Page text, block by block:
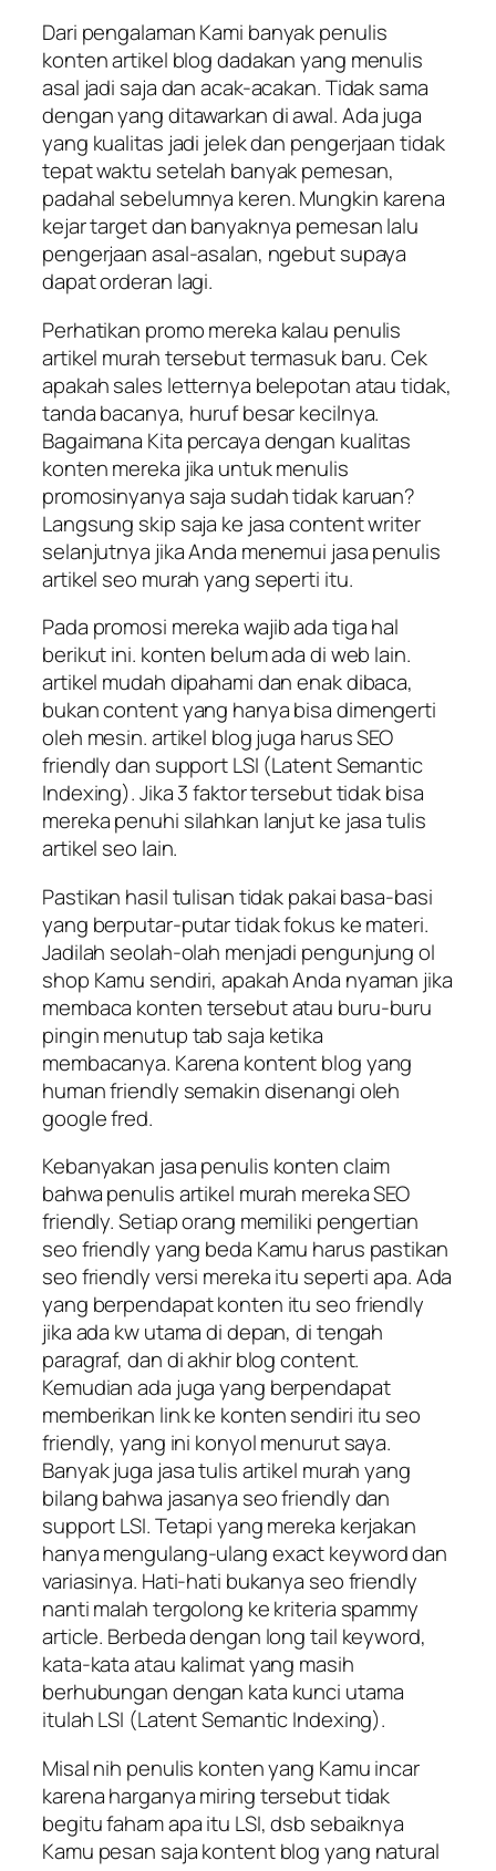
Dari pengalaman Kami banyak penulis
konten artikel blog dadakan yang menulis
asal jadi saja dan acak-acakan. Tidak sama
dengan yang ditawarkan di awal. Ada juga
yang kualitas jadi jelek dan pengerjaan tidak
tepat waktu setelah banyak pemesan,
padahal sebelumnya keren. Mungkin karena
kejar target dan banyaknya pemesan lalu
pengerjaan asal-asalan, ngebut supaya
dapat orderan lagi.
Perhatikan promo mereka kalau penulis
artikel murah tersebut termasuk baru. Cek
apakah sales letternya belepotan atau tidak,
tanda bacanya, huruf besar kecilnya.
Bagaimana Kita percaya dengan kualitas
konten mereka jika untuk menulis
promosinyanya saja sudah tidak karuan?
Langsung skip saja ke jasa content writer
selanjutnya jika Anda menemui jasa penulis
artikel seo murah yang seperti itu.
Pada promosi mereka wajib ada tiga hal
berikut ini. konten belum ada di web lain.
artikel mudah dipahami dan enak dibaca,
bukan content yang hanya bisa dimengerti
oleh mesin. artikel blog juga harus SEO
friendly dan support LSI (Latent Semantic
Indexing). Jika 3 faktor tersebut tidak bisa
mereka penuhi silahkan lanjut ke jasa tulis
artikel seo lain.
Pastikan hasil tulisan tidak pakai basa-basi
yang berputar-putar tidak fokus ke materi.
Jadilah seolah-olah menjadi pengunjung ol
shop Kamu sendiri, apakah Anda nyaman jika
membaca konten tersebut atau buru-buru
pingin menutup tab saja ketika
membacanya. Karena kontent blog yang
human friendly semakin disenangi oleh
google fred.
Kebanyakan jasa penulis konten claim
bahwa penulis artikel murah mereka SEO
friendly. Setiap orang memiliki pengertian
seo friendly yang beda Kamu harus pastikan
seo friendly versi mereka itu seperti apa. Ada
yang berpendapat konten itu seo friendly
jika ada kw utama di depan, di tengah
paragraf, dan di akhir blog content.
Kemudian ada juga yang berpendapat
memberikan link ke konten sendiri itu seo
friendly, yang ini konyol menurut saya.
Banyak juga jasa tulis artikel murah yang
bilang bahwa jasanya seo friendly dan
support LSI. Tetapi yang mereka kerjakan
hanya mengulang-ulang exact keyword dan
variasinya. Hati-hati bukanya seo friendly
nanti malah tergolong ke kriteria spammy
article. Berbeda dengan long tail keyword,
kata-kata atau kalimat yang masih
berhubungan dengan kata kunci utama
itulah LSI (Latent Semantic Indexing).
Misal nih penulis konten yang Kamu incar
karena harganya miring tersebut tidak
begitu faham apa itu LSI, dsb sebaiknya
Kamu pesan saja kontent blog yang natural